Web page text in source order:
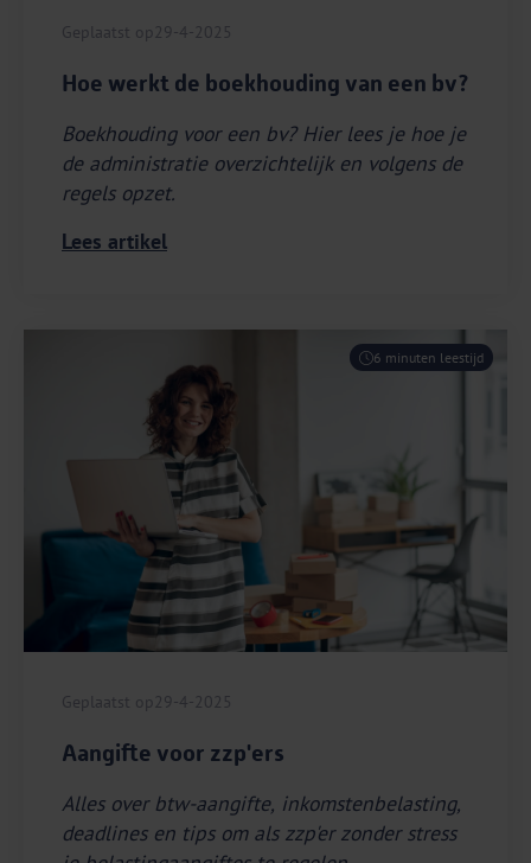
Geplaatst op 29-4-2025
Hoe werkt de boekhouding van een bv?
Boekhouding voor een bv? Hier lees je hoe je
de administratie overzichtelijk en volgens de
regels opzet.
Lees artikel
6 minuten leestijd
Geplaatst op 29-4-2025
Aangifte voor zzp'ers
Alles over btw-aangifte, inkomstenbelasting,
deadlines en tips om als zzp'er zonder stress